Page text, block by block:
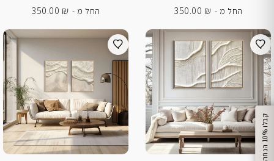
ק
ב
ל
ו
1
0
%
ה
נ
ח
ה
החל מ -
350.00 ₪
החל מ -
350.00 ₪